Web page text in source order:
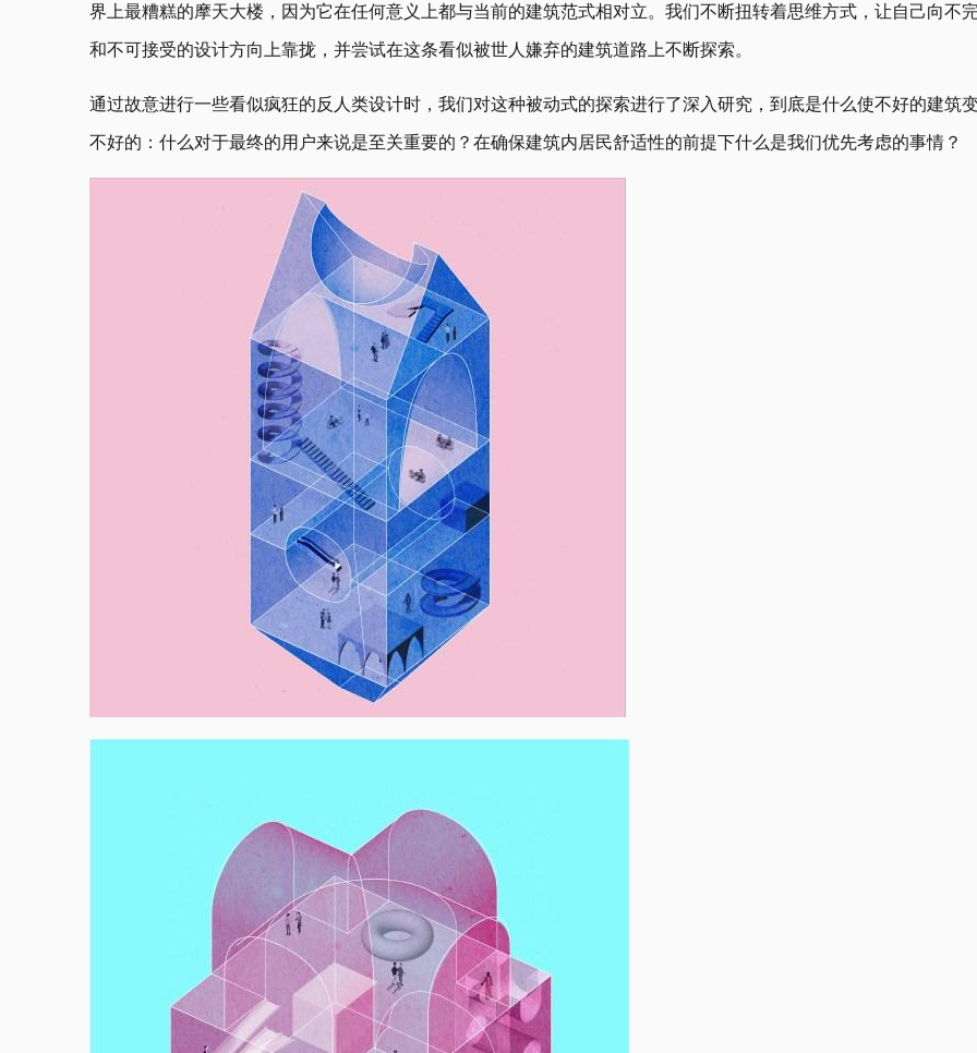
界上最糟糕的摩天大楼，因为它在任何意义上都与当前的建筑范式相对立。我们不断扭转着思维方式，让自己向不
和不可接受的设计方向上靠拢，并尝试在这条看似被世人嫌弃的建筑道路上不断探索。
通过故意进行一些看似疯狂的反人类设计时，我们对这种被动式的探索进行了深入研究，到底是什么使不好的建筑
不好的：什么对于最终的用户来说是至关重要的？在确保建筑内居民舒适性的前提下什么是我们优先考虑的事情？